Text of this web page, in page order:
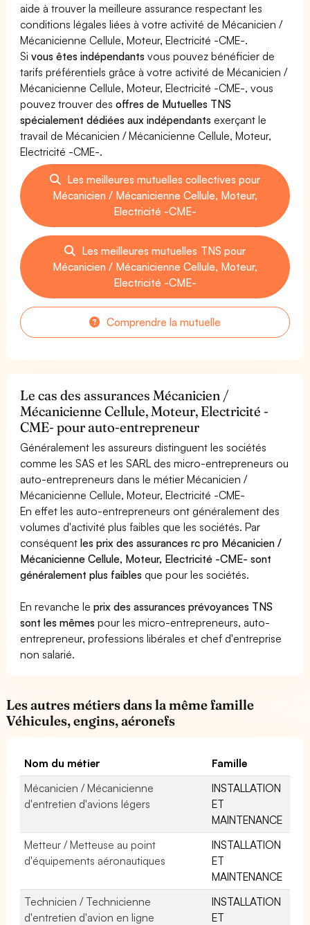
aide à trouver la meilleure assurance respectant les
conditions légales liées à votre activité de Mécanicien /
Mécanicienne Cellule, Moteur, Electricité -CME-.
Sivous êtes indépendants vous pouvez bénéficier de
tarifs préférentiels grâce à votre activité de Mécanicien /
Mécanicienne Cellule, Moteur, Electricité -CME-, vous
pouvez trouver desoffres de Mutuelles TNS
spécialement dédiées aux indépendants exerçant le
travail de Mécanicien / Mécanicienne Cellule, Moteur,
Electricité -CME-.
Les meilleures mutuelles collectives pour
Mécanicien / Mécanicienne Cellule, Moteur,
Electricité -CME-
Les meilleures mutuelles TNS pour
Mécanicien / Mécanicienne Cellule, Moteur,
Electricité -CME-
Comprendre la mutuelle
Le cas des assurances Mécanicien /
Mécanicienne Cellule, Moteur, Electricité -
CME- pour auto-entrepreneur
Généralement les assureurs distinguent les sociétés
comme les SAS et les SARL des micro-entrepreneurs ou
auto-entrepreneurs dans le métier Mécanicien /
Mécanicienne Cellule, Moteur, Electricité -CME-
En effet les auto-entrepreneurs ont généralement des
volumes d'activité plus faibles que les sociétés. Par
conséquentles prix des assurances rc pro Mécanicien /
Mécanicienne Cellule, Moteur, Electricité -CME- sont
généralement plus faibles que pour les sociétés.
En revanche leprix des assurances prévoyances TNS
sont les mêmes pour les micro-entrepreneurs, auto-
entrepreneur, professions libérales et chef d'entreprise
non salarié.
Les autres métiers dans la même famille
Véhicules, engins, aéronefs
Nom du métier
Famille
Mécanicien / Mécanicienne
d'entretien d'avions légers
INSTALLATION
ET
MAINTENANCE
Metteur / Metteuse au point
d'équipements aéronautiques
INSTALLATION
ET
MAINTENANCE
Technicien / Technicienne
d'entretien d'avion en ligne
INSTALLATION
ET